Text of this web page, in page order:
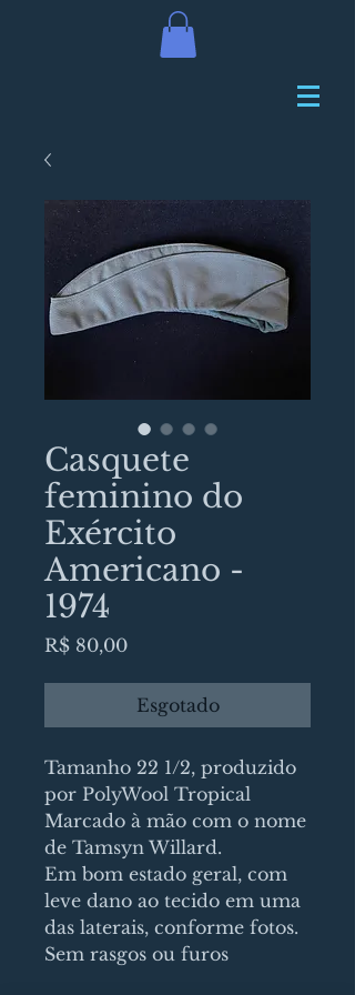
Casquete
feminino do
Exército
Americano -
1974
R$ 80,00Preço
Esgotado
Tamanho 22 1/2, produzido
por PolyWool Tropical
Marcado à mão com o nome
de Tamsyn Willard.
Em bom estado geral, com
leve dano ao tecido em uma
das laterais, conforme fotos.
Sem rasgos ou furos